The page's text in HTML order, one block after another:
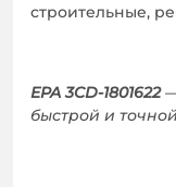
строительные,
EPA 3CD-1801622
быстрой и